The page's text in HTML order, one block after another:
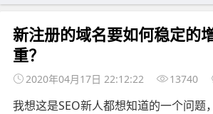
新注册的域名要如何稳定的
重？
2020年04月17日 22:12:22 13740
我想这是SEO新人都想知道的一个问题